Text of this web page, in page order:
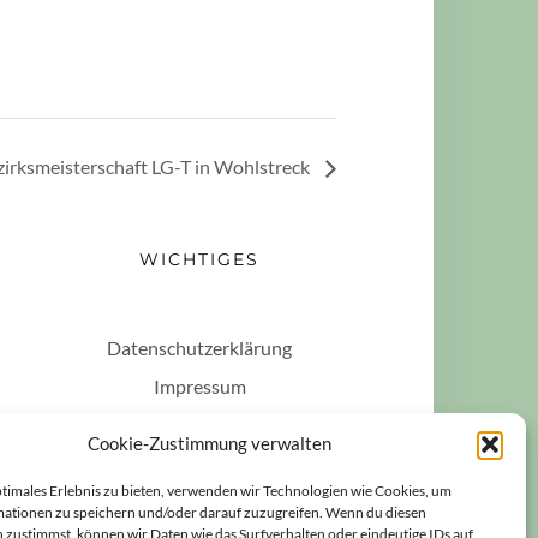
Cookie-Zustimmung verwalten
Erlebnis zu bieten, verwenden wir Technologien wie Cookies, um
zu speichern und/oder darauf zuzugreifen. Wenn du diesen
zustimmst, können wir Daten wie das Surfverhalten oder eindeutige IDs auf
LG-T in Wohlstreck
WICHTIGES
Datenschutzerklärung
Impressum